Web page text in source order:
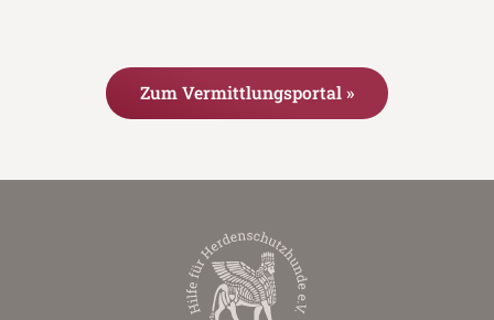
Zum Vermittlungsportal »